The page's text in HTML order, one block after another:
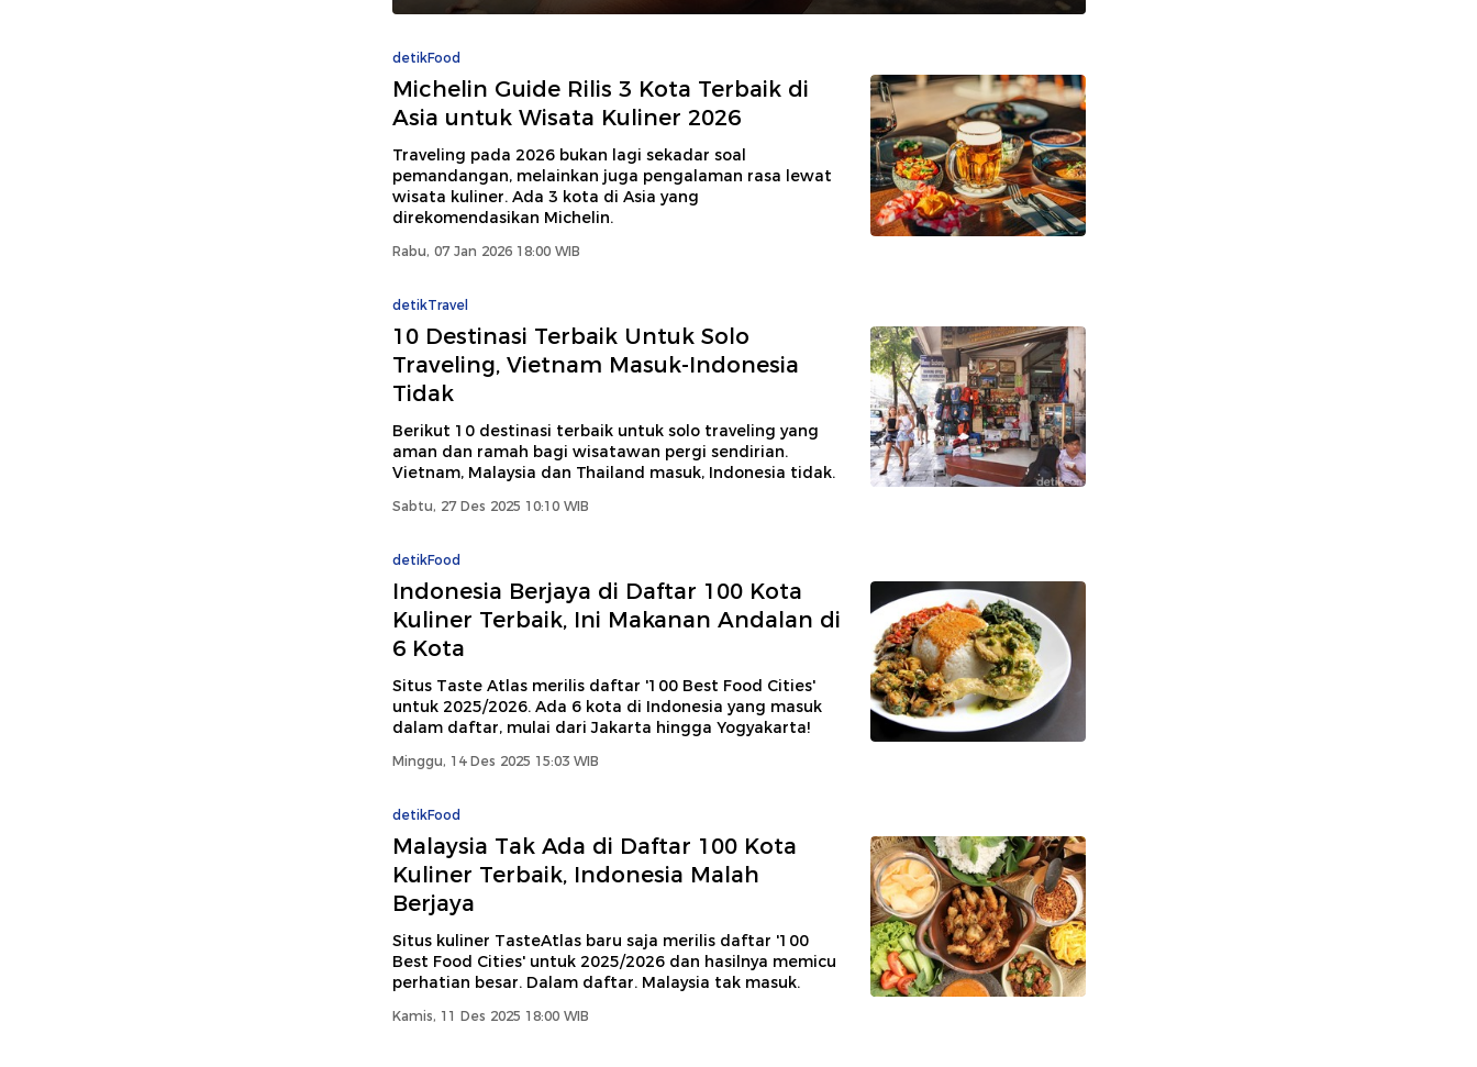
detikFood
Michelin Guide Rilis 3 Kota Terbaik di
Asia untuk Wisata Kuliner 2026
Traveling pada 2026 bukan lagi sekadar soal
pemandangan, melainkan juga pengalaman rasa lewat
wisata kuliner. Ada 3 kota di Asia yang
direkomendasikan Michelin.
Rabu, 07 Jan 2026 18:00 WIB
detikTravel
10 Destinasi Terbaik Untuk Solo
Traveling, Vietnam Masuk-Indonesia
Tidak
Berikut 10 destinasi terbaik untuk solo traveling yang
aman dan ramah bagi wisatawan pergi sendirian.
Vietnam, Malaysia dan Thailand masuk, Indonesia tidak.
Sabtu, 27 Des 2025 10:10 WIB
detikFood
Indonesia Berjaya di Daftar 100 Kota
Kuliner Terbaik, Ini Makanan Andalan di
6 Kota
Situs Taste Atlas merilis daftar '100 Best Food Cities'
untuk 2025/2026. Ada 6 kota di Indonesia yang masuk
dalam daftar, mulai dari Jakarta hingga Yogyakarta!
Minggu, 14 Des 2025 15:03 WIB
detikFood
Malaysia Tak Ada di Daftar 100 Kota
Kuliner Terbaik, Indonesia Malah
Berjaya
Situs kuliner TasteAtlas baru saja merilis daftar '100
Best Food Cities' untuk 2025/2026 dan hasilnya memicu
perhatian besar. Dalam daftar. Malaysia tak masuk.
Kamis, 11 Des 2025 18:00 WIB